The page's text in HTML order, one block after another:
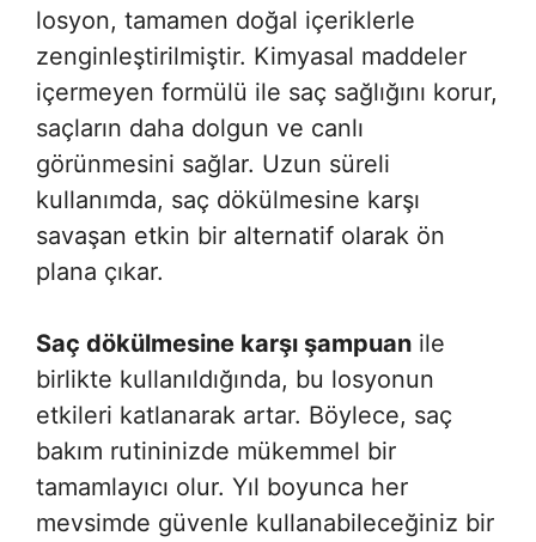
losyon, tamamen doğal içeriklerle
zenginleştirilmiştir. Kimyasal maddeler
içermeyen formülü ile saç sağlığını korur,
saçların daha dolgun ve canlı
görünmesini sağlar. Uzun süreli
kullanımda, saç dökülmesine karşı
savaşan etkin bir alternatif olarak ön
plana çıkar.
Saç dökülmesine karşı şampuan ile
birlikte kullanıldığında, bu losyonun
etkileri katlanarak artar. Böylece, saç
bakım rutininizde mükemmel bir
tamamlayıcı olur. Yıl boyunca her
mevsimde güvenle kullanabileceğiniz bir